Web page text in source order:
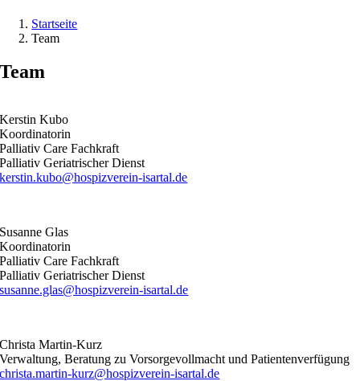
Startseite
Team
Team
Kerstin Kubo
Koordinatorin
Palliativ Care Fachkraft
Palliativ Geriatrischer Dienst
kerstin.kubo@hospizverein-isartal.de
Susanne Glas
Koordinatorin
Palliativ Care Fachkraft
Palliativ Geriatrischer Dienst
susanne.glas@hospizverein-isartal.de
Christa Martin-Kurz
Verwaltung, Beratung zu Vorsorgevollmacht und Patientenverfügung
christa.martin-kurz@hospizverein-isartal.de